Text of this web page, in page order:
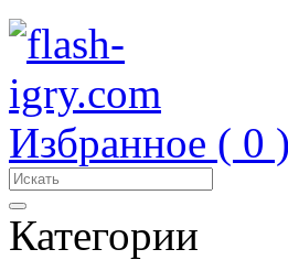
Избранное ( 0 )
Категории